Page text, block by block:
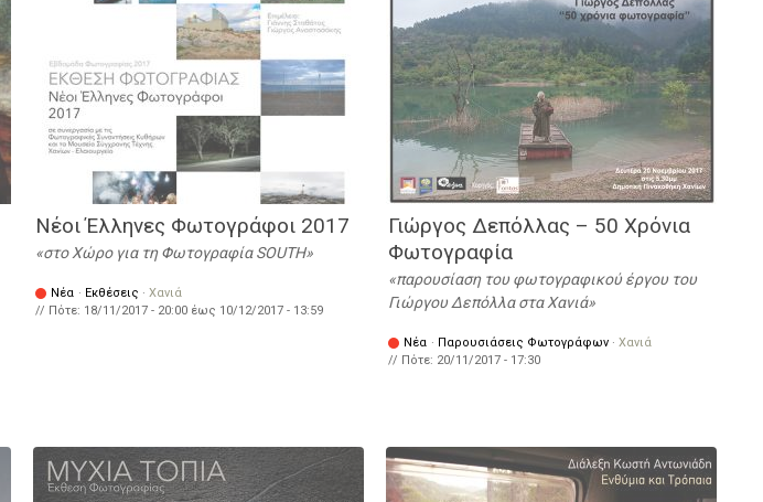
Νέοι Έλληνες Φωτογράφοι 2017
στο Χώρο για τη Φωτογραφία SOUTH
Νέα · Εκθέσεις · Χανιά
// Πότε: 18/11/2017 - 20:00 έως 10/12/2017 - 13:59
Γιώργος Δεπόλλας – 50 Χρόνια
Φωτογραφία
παρουσίαση του φωτογραφικού έργου του
Γιώργου Δεπόλλα στα Χανιά
Νέα · Παρουσιάσεις Φωτογράφων · Χανιά
// Πότε: 20/11/2017 - 17:30